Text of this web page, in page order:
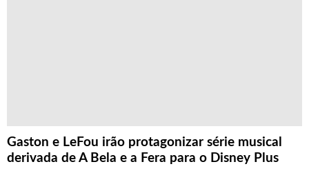
Gaston e LeFou irão protagonizar série musical
derivada de A Bela e a Fera para o Disney Plus